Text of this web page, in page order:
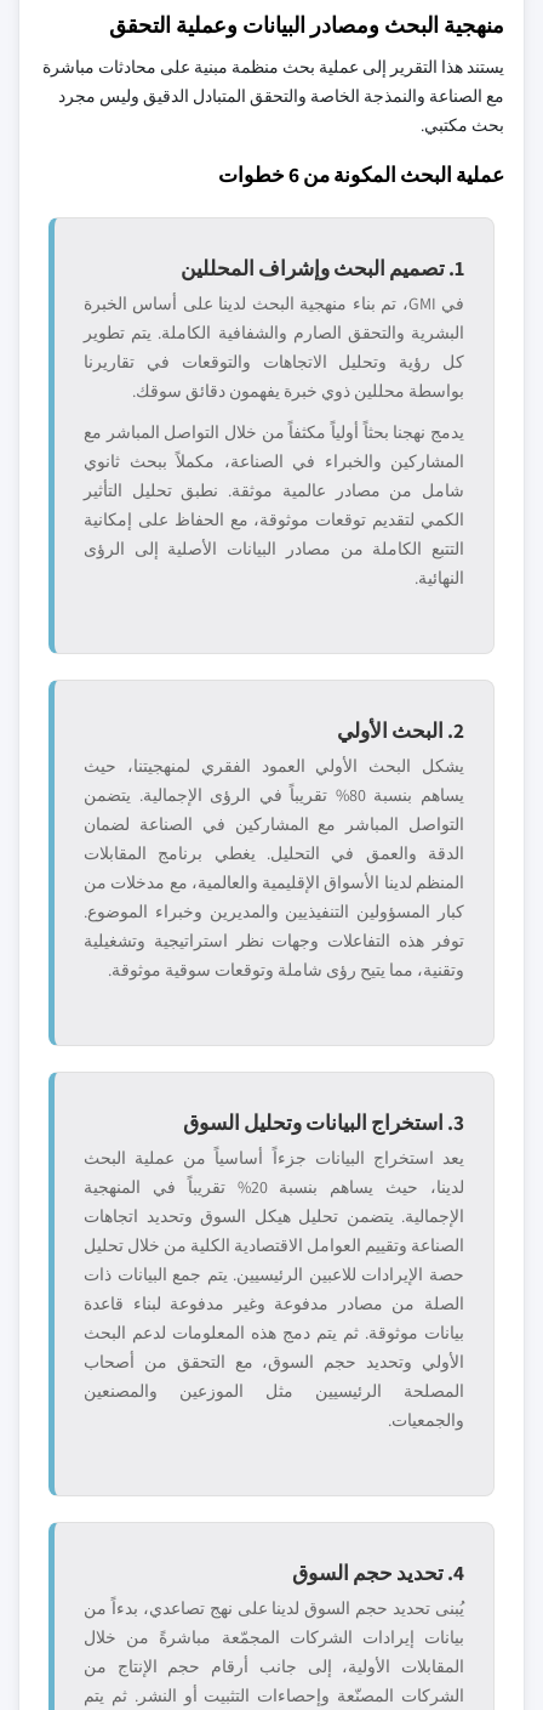
منهجية البحث ومصادر البيانات وعملية التحقق
يستند هذا التقرير إلى عملية بحث منظمة مبنية على محادثات مباشرة
مع الصناعة والنمذجة الخاصة والتحقق المتبادل الدقيق وليس مجرد
بحث مكتبي.
عملية البحث المكونة من 6 خطوات
1. تصميم البحث وإشراف المحللين
في GMI، تم بناء منهجية البحث لدينا على أساس الخبرة
البشرية والتحقق الصارم والشفافية الكاملة. يتم تطوير
كل رؤية وتحليل الاتجاهات والتوقعات في تقاريرنا
بواسطة محللين ذوي خبرة يفهمون دقائق سوقك.
يدمج نهجنا بحثاً أولياً مكثفاً من خلال التواصل المباشر مع
المشاركين والخبراء في الصناعة، مكملاً ببحث ثانوي
شامل من مصادر عالمية موثقة. نطبق تحليل التأثير
الكمي لتقديم توقعات موثوقة، مع الحفاظ على إمكانية
التتبع الكاملة من مصادر البيانات الأصلية إلى الرؤى
النهائية.
2. البحث الأولي
يشكل البحث الأولي العمود الفقري لمنهجيتنا، حيث
يساهم بنسبة 80% تقريباً في الرؤى الإجمالية. يتضمن
التواصل المباشر مع المشاركين في الصناعة لضمان
الدقة والعمق في التحليل. يغطي برنامج المقابلات
المنظم لدينا الأسواق الإقليمية والعالمية، مع مدخلات من
كبار المسؤولين التنفيذيين والمديرين وخبراء الموضوع.
توفر هذه التفاعلات وجهات نظر استراتيجية وتشغيلية
وتقنية، مما يتيح رؤى شاملة وتوقعات سوقية موثوقة.
3. استخراج البيانات وتحليل السوق
يعد استخراج البيانات جزءاً أساسياً من عملية البحث
لدينا، حيث يساهم بنسبة 20% تقريباً في المنهجية
الإجمالية. يتضمن تحليل هيكل السوق وتحديد اتجاهات
الصناعة وتقييم العوامل الاقتصادية الكلية من خلال تحليل
حصة الإيرادات للاعبين الرئيسيين. يتم جمع البيانات ذات
الصلة من مصادر مدفوعة وغير مدفوعة لبناء قاعدة
بيانات موثوقة. ثم يتم دمج هذه المعلومات لدعم البحث
الأولي وتحديد حجم السوق، مع التحقق من أصحاب
المصلحة الرئيسيين مثل الموزعين والمصنعين
والجمعيات.
4. تحديد حجم السوق
يُبنى تحديد حجم السوق لدينا على نهج تصاعدي، بدءاً من
بيانات إيرادات الشركات المجمّعة مباشرةً من خلال
المقابلات الأولية، إلى جانب أرقام حجم الإنتاج من
الشركات المصنّعة وإحصاءات التثبيت أو النشر. ثم يتم